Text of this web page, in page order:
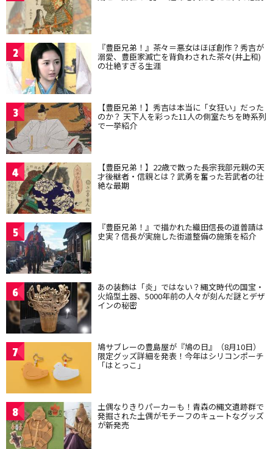
2 『豊臣兄弟！』茶々＝悪女はほぼ創作？秀吉が
溺愛、豊臣家滅亡を背負わされた茶々(井上和)
の壮絶すぎる生涯
3 【豊臣兄弟！】秀吉は本当に「女狂い」だった
のか？ 天下人を彩った11人の側室たちを時系列
で一挙紹介
4 【豊臣兄弟！】22歳で散った長宗我部元親の天
才後継者・信親とは？武勇を奮った若武者の壮
絶な最期
5 『豊臣兄弟！』で描かれた織田信長の道普請は
史実？信長が実施した街道整備の施策を紹介
6 あの装飾は「炎」ではない？縄文時代の国宝・
火焔型土器、5000年前の人々が刻んだ謎とデザ
インの秘密
7 鳩サブレーの豊島屋が『鳩の日』（8月10日）
限定グッズ詳細を発表！今年はシリコンポーチ
「はとっこ」
8 土偶なりきりパーカーも！青森の縄文遺跡群で
発掘された土偶がモチーフのキュートなグッズ
が新発売